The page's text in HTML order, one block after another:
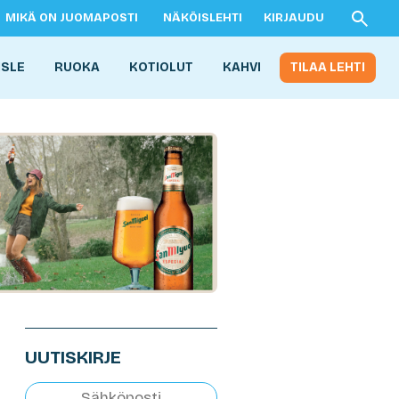
MIKÄ ON JUOMAPOSTI NÄKÖISLEHTI KIRJAUDU
RUOKA KOTIOLUT KAHVI TILAA LEHTI
UUTISKIRJE